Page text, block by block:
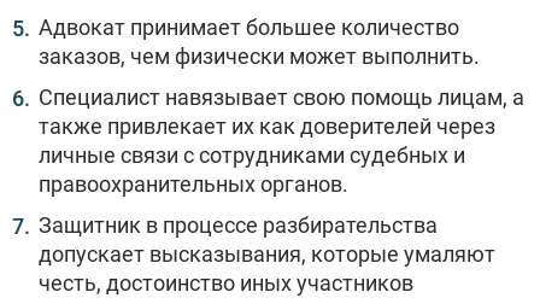
Адвокат принимает большее количество
заказов, чем физически может выполнить.
Специалист навязывает свою помощь лицам, а
также привлекает их как доверителей через
личные связи с сотрудниками судебных и
правоохранительных органов.
Защитник в процессе разбирательства
допускает высказывания, которые умаляют
честь, достоинство иных участников